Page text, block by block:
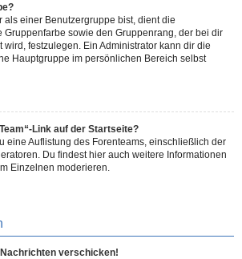
als einer Benutzergruppe bist, dient die
Gruppenfarbe sowie den Gruppenrang, der bei dir
festzulegen. Ein Administrator kann dir die
Hauptgruppe im persönlichen Bereich selbst
Link auf der Startseite?
eine Auflistung des Forenteams, einschließlich der
Du findest hier auch weitere Informationen
Einzelnen moderieren.
verschicken!